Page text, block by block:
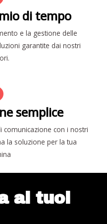
di tempo
e la gestione delle
garantite dai nostri
semplice
comunicazione con i nostri
la soluzione per la tua
ai tuoi